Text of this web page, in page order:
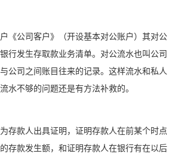
《公司客户》（开设基本对公账户）其对公
行发生存取款业务清单。对公流水也叫公司
公司之间账目往来的记录。这样流水和私人
水不够的问题还是有方法补救的。
存款人出具证明，证明存款人在前某个时点
存款发生额，和证明存款人在银行有在以后